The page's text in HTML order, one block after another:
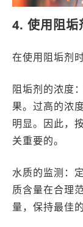
4. 使用阻垢
在使用阻垢剂
阻垢剂的浓度
果。过高的浓
明显。因此，
关重要的。
水质的监测：
质含量在合理
量，保持最佳